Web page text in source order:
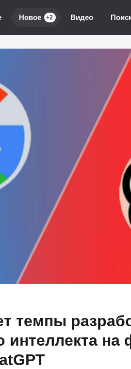
Новое +2 Видео
темпы
интеллекта